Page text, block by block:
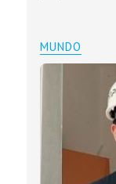
MUNDO